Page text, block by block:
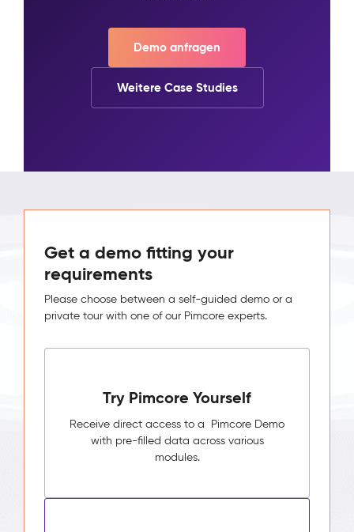
Demo anfragen
Weitere Case Studies
Get a demo fitting your
requirements
Please choose between a self-guided demo or a
private tour with one of our Pimcore experts.
Try Pimcore Yourself
Receive direct access to a Pimcore Demo
with pre-filled data across various
modules.